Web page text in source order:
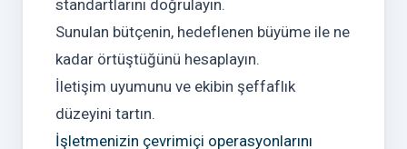
standartlarını doğrulayın.
Sunulan bütçenin, hedeflenen büyüme ile ne
kadar örtüştüğünü hesaplayın.
İletişim uyumunu ve ekibin şeffaflık
düzeyini tartın.
İşletmenizin çevrimiçi operasyonlarını